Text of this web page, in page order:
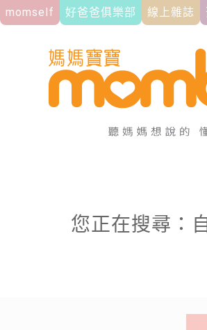
momself 好爸爸俱樂部 線上雜誌
您正在搜尋：